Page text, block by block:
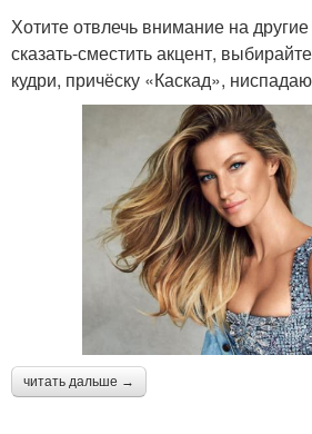
Хотите отвлечь внимание на
сказать-сместить акцент,
кудри, причёску «Каскад»,
читать дальше →